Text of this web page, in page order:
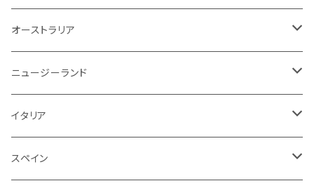
白ワイン
スパークリング
白ワイン
チリ
スパークリング
白ワイン
イタリア
泡
白ワイン
アルゼンチン
赤
スペイン
白ワイン
泡
白ワイン
イタリア
白
赤
ドイツ
赤
白
スペイン
赤
アメリカ
赤赤ワイン
赤
ボルドー
その他
白
赤
スパークリング
白
赤
オーストラリア
白
赤
ニュージーランド
白
赤
イタリア
スパークリング
スペイン